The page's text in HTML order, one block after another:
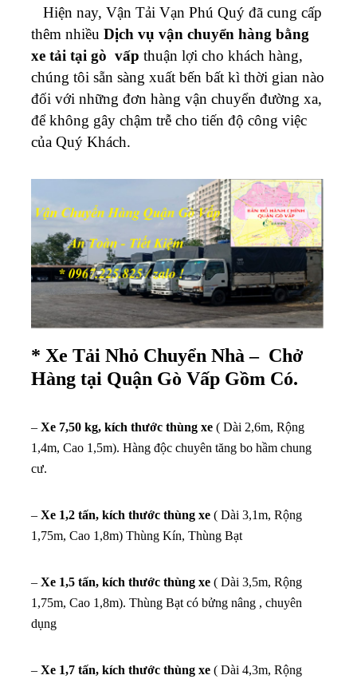
Hiện nay, Vận Tải Vạn Phú Quý đã cung cấp
thêm nhiều Dịch vụ vận chuyển hàng bằng
xe tải tại gò vấp thuận lợi cho khách hàng,
chúng tôi sẵn sàng xuất bến bất kì thời gian nào
đối với những đơn hàng vận chuyển đường xa,
để không gây chậm trễ cho tiến độ công việc
của Quý Khách.
* Xe Tải Nhỏ Chuyển Nhà – Chở
Hàng tại Quận Gò Vấp Gồm Có.
– Xe 7,50 kg, kích thước thùng xe ( Dài 2,6m, Rộng
1,4m, Cao 1,5m). Hàng độc chuyên tăng bo hầm chung
cư.
– Xe 1,2 tấn, kích thước thùng xe ( Dài 3,1m, Rộng
1,75m, Cao 1,8m) Thùng Kín, Thùng Bạt
– Xe 1,5 tấn, kích thước thùng xe ( Dài 3,5m, Rộng
1,75m, Cao 1,8m). Thùng Bạt có bửng nâng , chuyên
dụng
– Xe 1,7 tấn, kích thước thùng xe ( Dài 4,3m, Rộng